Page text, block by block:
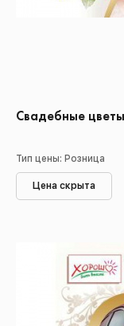
Свадебные
Тип цены: Розница
Цена скрыта